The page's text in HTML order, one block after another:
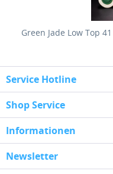
Green Jade Low Top
Service Hotline
Shop Service
Informationen
Newsletter